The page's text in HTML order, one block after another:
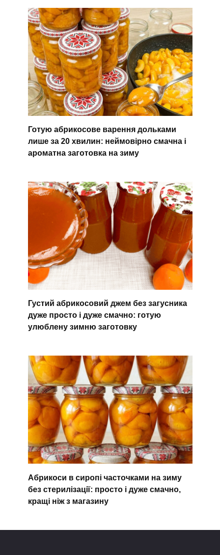
Готую абрикосове варення дольками
лише за 20 хвилин: неймовірно смачна і
ароматна заготовка на зиму
Густий абрикосовий джем без загусника
дуже просто і дуже смачно: готую
улюблену зимню заготовку
Абрикоси в сиропі часточками на зиму
без стерилізації: просто і дуже смачно,
кращі ніж з магазину